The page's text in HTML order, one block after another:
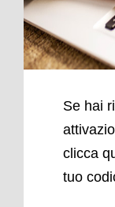
Se hai
clicca
tuo